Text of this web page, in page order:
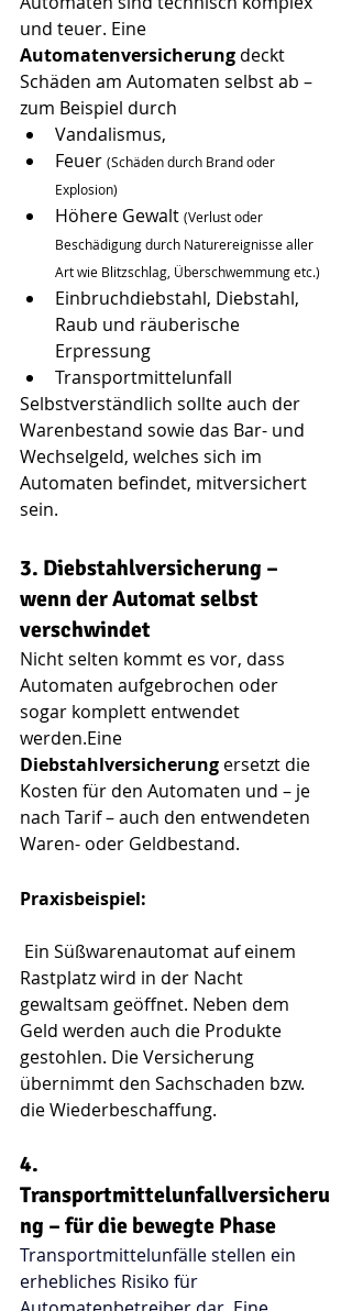
und teuer. Eine
Automatenversicherung deckt
Schäden am Automaten selbst ab –
zum Beispiel durch
Vandalismus,
Feuer (Schäden durch Brand oder
Explosion)
Höhere Gewalt (Verlust oder
Beschädigung durch Naturereignisse aller
Art wie Blitzschlag, Überschwemmung etc.)
Einbruchdiebstahl, Diebstahl,
Raub und räuberische
Erpressung
Transportmittelunfall
Selbstverständlich sollte auch der
Warenbestand sowie das Bar- und
Wechselgeld, welches sich im
Automaten befindet, mitversichert
sein.
3. Diebstahlversicherung –
wenn der Automat selbst
verschwindet
Nicht selten kommt es vor, dass
Automaten aufgebrochen oder
sogar komplett entwendet
werden.Eine
Diebstahlversicherung ersetzt die
Kosten für den Automaten und – je
nach Tarif – auch den entwendeten
Waren- oder Geldbestand.
Praxisbeispiel:
Rastplatz wird in der Nacht
gewaltsam geöffnet. Neben dem
Geld werden auch die Produkte
gestohlen. Die Versicherung
übernimmt den Sachschaden bzw.
die Wiederbeschaffung.
4.
Transportmittelunfallversicheru
ng – für die bewegte Phase
Transportmittelunfälle stellen ein
erhebliches Risiko für